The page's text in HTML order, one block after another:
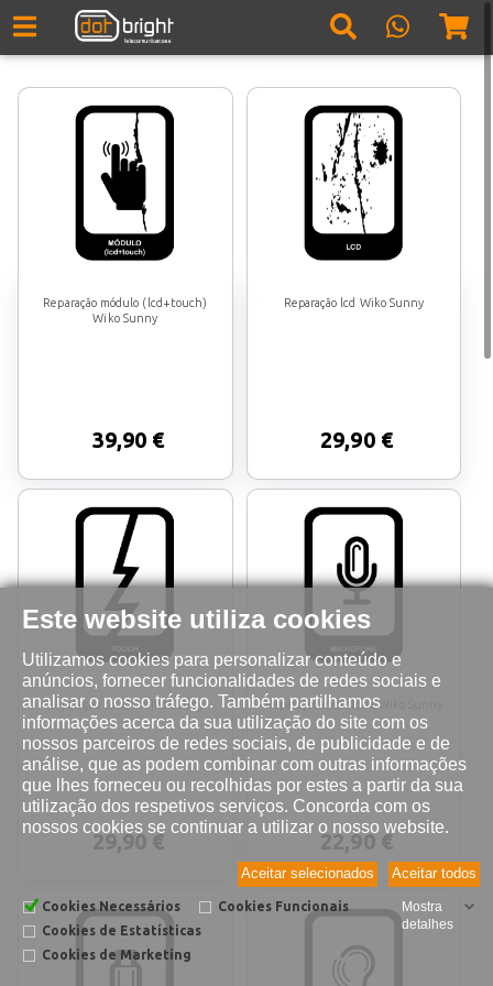
Este website utiliza cookies
Utilizamos cookies para personalizar conteúdo e
anúncios, fornecer funcionalidades de redes sociais e
analisar o nosso tráfego. Também partilhamos
informações acerca da sua utilização do site com os
nossos parceiros de redes sociais, de publicidade e de
análise, que as podem combinar com outras informações
que lhes forneceu ou recolhidas por estes a partir da sua
utilização dos respetivos serviços. Concorda com os
nossos cookies se continuar a utilizar o nosso website.
Aceitar todos
Aceitar selecionados
Cookies Necessários
Cookies Funcionais
Cookies de Estatísticas
Cookies de Marketing
Mostra
detalhes
Reparação módulo (lcd+touch)
Wiko Sunny
39,90 €
Reparação lcd Wiko Sunny
29,90 €
Reparação touch Wiko Sunny
29,90 €
Reparação microfone Wiko Sunny
22,90 €